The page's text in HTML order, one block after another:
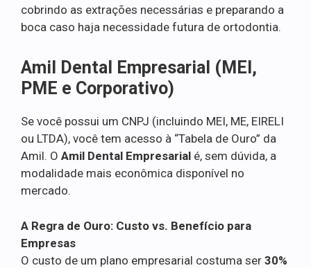
cobrindo as extrações necessárias e preparando a
boca caso haja necessidade futura de ortodontia.
Amil Dental Empresarial (MEI,
PME e Corporativo)
Se você possui um CNPJ (incluindo MEI, ME, EIRELI
ou LTDA), você tem acesso à “Tabela de Ouro” da
Amil. O Amil Dental Empresarial é, sem dúvida, a
modalidade mais econômica disponível no
mercado.
A Regra de Ouro: Custo vs. Benefício para
Empresas
O custo de um plano empresarial costuma ser 30%